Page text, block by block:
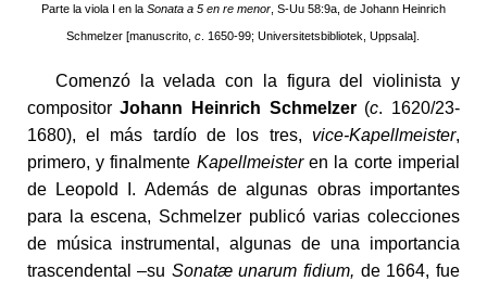
Parte la viola I en la Sonata a 5 en re menor, S-Uu 58:9a, de Johann Heinrich
Schmelzer [manuscrito,c . 1650-99; Universitetsbibliotek, Uppsala].
Comenzó la velada con la figura del violinista y
compositorJohann Heinrich Schmelzer(c. 1620/23-
1680), el más tardío de los tres, vice-Kapellmeister,
primero, y finalmente Kapellmeisteren la corte imperial
de Leopold I. Además de algunas obras importantes
para la escena, Schmelzer publicó varias colecciones
de música instrumental, algunas de una importancia
trascendental –su Sonatæ unarum fidium, de 1664, fue